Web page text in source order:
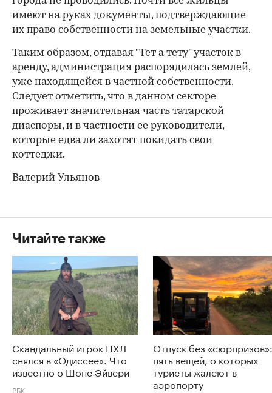
имеют на руках документы, подтверждающие
их право собственности на земельные участки.
Таким образом, отдавая "Тет а тету" участок в
аренду, администрация распорядилась землей,
уже находящейся в частной собственности.
Следует отметить, что в данном секторе
проживает значительная часть татарской
диаспоры, и в частности ее руководители,
которые едва ли захотят покидать свои
коттеджи.
Валерий Ульянов
Читайте также
Скандальный игрок НХЛ
снялся в «Одиссее». Что
известно о Шоне Эйвери
РБК
Отпуск без «сюрпризов»:
пять вещей, о которых
туристы жалеют в
аэропорту